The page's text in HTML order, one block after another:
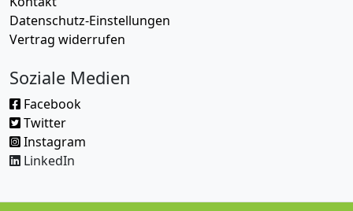
Datenschutz-Einstellungen
Vertrag widerrufen
Soziale Medien
Facebook
Twitter
Instagram
LinkedIn